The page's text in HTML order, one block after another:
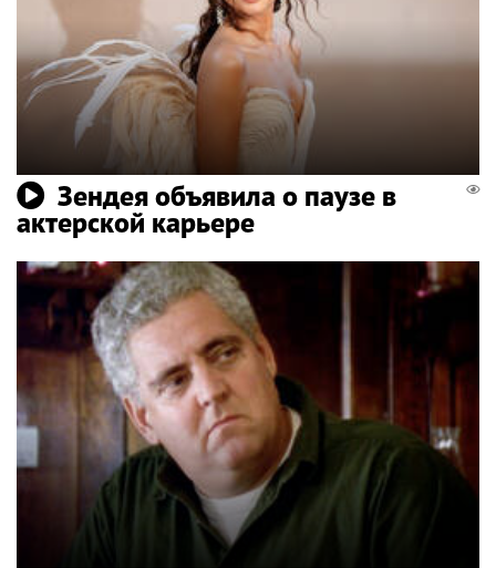
Зендея объявила о паузе в
актерской карьере